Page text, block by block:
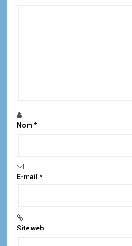
Nom *
E-mail *
Site web